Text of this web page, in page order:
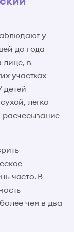
у
до года
лице, в
участках
детей
легко
расчесывание
часто. В
чем в два